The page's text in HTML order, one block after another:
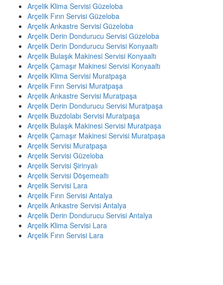
Arçelik Klima Servisi Güzeloba
Arçelik Fırın Servisi Güzeloba
Arçelik Ankastre Servisi Güzeloba
Arçelik Derin Dondurucu Servisi Güzeloba
Arçelik Derin Dondurucu Servisi Konyaaltı
Arçelik Bulaşık Makinesi Servisi Konyaaltı
Arçelik Çamaşır Makinesi Servisi Konyaaltı
Arçelik Klima Servisi Muratpaşa
Arçelik Fırın Servisi Muratpaşa
Arçelik Ankastre Servisi Muratpaşa
Arçelik Derin Dondurucu Servisi Muratpaşa
Arçelik Buzdolabı Servisi Muratpaşa
Arçelik Bulaşık Makinesi Servisi Muratpaşa
Arçelik Çamaşır Makinesi Servisi Muratpaşa
Arçelik Servisi Muratpaşa
Arçelik Servisi Güzeloba
Arçelik Servisi Şirinyalı
Arçelik Servisi Döşemealtı
Arçelik Servisi Lara
Arçelik Fırın Servisi Antalya
Arçelik Ankastre Servisi Antalya
Arçelik Derin Dondurucu Servisi Antalya
Arçelik Klima Servisi Lara
Arçelik Fırın Servisi Lara